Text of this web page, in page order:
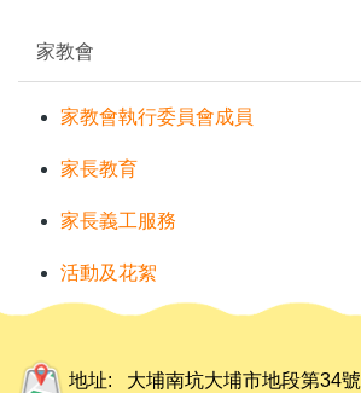
家教會
家教會執行委員會成員
家長教育
家長義工服務
活動及花絮
地址: 大埔南坑大埔市地段第34號